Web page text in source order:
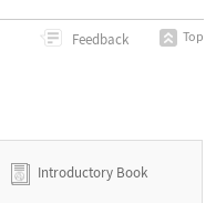
Feedback Top
Introductory Book